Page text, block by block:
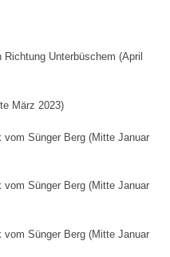
Unterbüschem (April
März 2023)
vom Sünger Berg (Mitte Januar
vom Sünger Berg (Mitte Januar
vom Sünger Berg (Mitte Januar